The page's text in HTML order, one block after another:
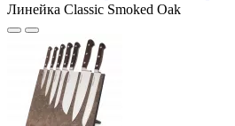
Линейка Classic Smoked Oak